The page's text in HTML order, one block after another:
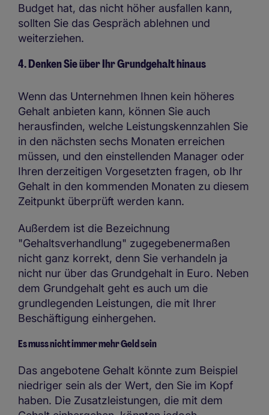
Budget hat, das nicht höher ausfallen kann,
sollten Sie das Gespräch ablehnen und
weiterziehen.
4. Denken Sie über Ihr Grundgehalt hinaus
Wenn das Unternehmen Ihnen kein höheres
Gehalt anbieten kann, können Sie auch
herausfinden, welche Leistungskennzahlen Sie
in den nächsten sechs Monaten erreichen
müssen, und den einstellenden Manager oder
Ihren derzeitigen Vorgesetzten fragen, ob Ihr
Gehalt in den kommenden Monaten zu diesem
Zeitpunkt überprüft werden kann.
Außerdem ist die Bezeichnung
"Gehaltsverhandlung" zugegebenermaßen
nicht ganz korrekt, denn Sie verhandeln ja
nicht nur über das Grundgehalt in Euro. Neben
dem Grundgehalt geht es auch um die
grundlegenden Leistungen, die mit Ihrer
Beschäftigung einhergehen.
Es muss nicht immer mehr Geld sein
Das angebotene Gehalt könnte zum Beispiel
niedriger sein als der Wert, den Sie im Kopf
haben. Die Zusatzleistungen, die mit dem